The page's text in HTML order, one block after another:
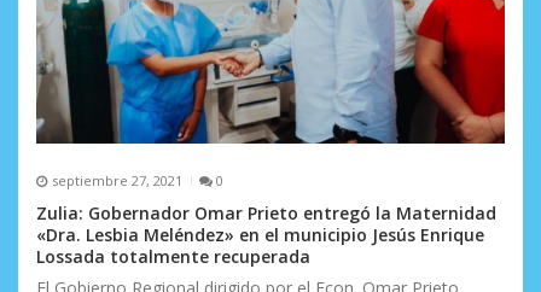
septiembre 27, 2021 0
Zulia: Gobernador Omar Prieto entregó la Maternidad
«Dra. Lesbia Meléndez» en el municipio Jesús Enrique
Lossada totalmente recuperada